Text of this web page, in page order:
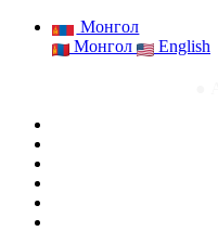
Монгол
Монгол
English